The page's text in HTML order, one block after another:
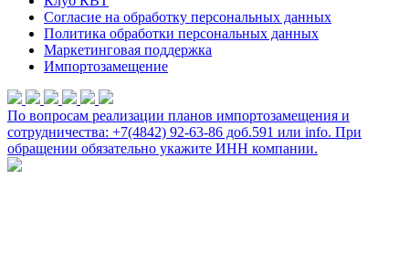
Согласие на обработку персональных данных
Политика обработки персональных данных
Маркетинговая поддержка
Импортозамещение
По вопросам реализации планов импортозамещения и
сотрудничества: +7(4842) 92-63-86 доб.591 или info. При
обращении обязательно укажите ИНН компании.